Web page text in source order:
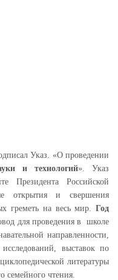
Указ. «О проведении
и технологий». Указ
Президента Российской
открытия и свершения
греметь на весь мир. Год
для проведения в школе
направленности,
выставок по
литературы
семейного чтения.